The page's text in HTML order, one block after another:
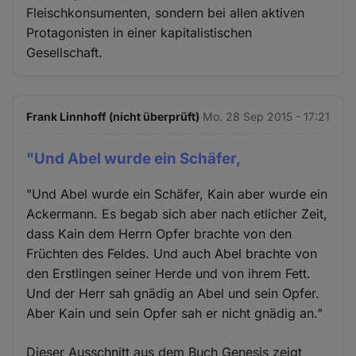
Fleischkonsumenten, sondern bei allen aktiven
Protagonisten in einer kapitalistischen
Gesellschaft.
Frank Linnhoff (nicht überprüft) Mo. 28 Sep 2015 - 17:21
"Und Abel wurde ein Schäfer,
"Und Abel wurde ein Schäfer, Kain aber wurde ein
Ackermann. Es begab sich aber nach etlicher Zeit,
dass Kain dem Herrn Opfer brachte von den
Früchten des Feldes. Und auch Abel brachte von
den Erstlingen seiner Herde und von ihrem Fett.
Und der Herr sah gnädig an Abel und sein Opfer.
Aber Kain und sein Opfer sah er nicht gnädig an."
Dieser Ausschnitt aus dem Buch Genesis zeigt